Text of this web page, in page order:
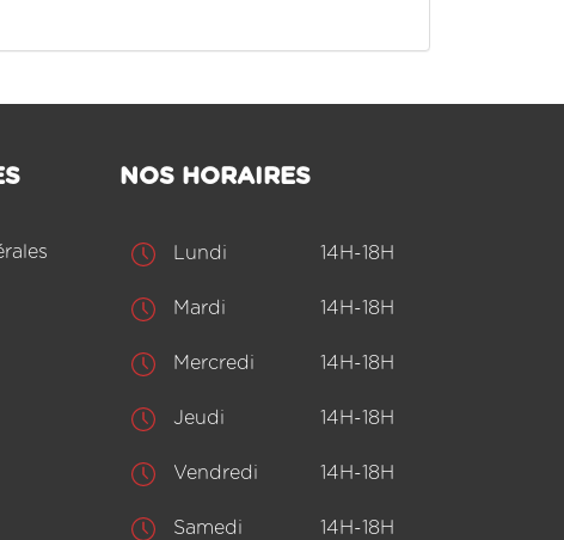
NOS HORAIRES
Lundi 14H-18H
Mardi 14H-18H
Mercredi 14H-18H
Jeudi 14H-18H
Vendredi 14H-18H
Samedi 14H-18H